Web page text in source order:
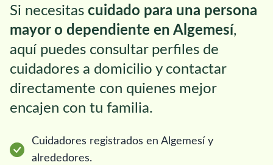
Si necesitas cuidado para una persona
mayor o dependiente en Algemesí,
aquí puedes consultar perfiles de
cuidadores a domicilio y contactar
directamente con quienes mejor
encajen con tu familia.
Cuidadores registrados en Algemesí y
alrededores.